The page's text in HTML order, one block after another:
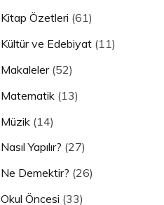
Kitap Özetleri (61)
Kültür ve Edebiyat(11)
Makaleler(52)
Matematik(13)
Müzik(14)
Nasıl Yapılır? (27)
Ne Demektir? (26)
Okul Öncesi (33)